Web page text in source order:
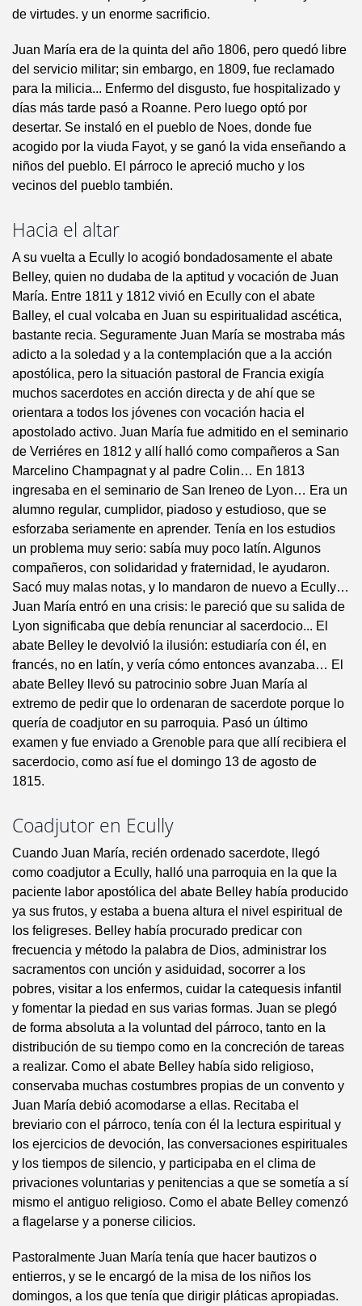
de virtudes. y un enorme sacrificio.
Juan María era de la quinta del año 1806, pero quedó libre
del servicio militar; sin embargo, en 1809, fue reclamado
para la milicia... Enfermo del disgusto, fue hospitalizado y
días más tarde pasó a Roanne. Pero luego optó por
desertar. Se instaló en el pueblo de Noes, donde fue
acogido por la viuda Fayot, y se ganó la vida enseñando a
niños del pueblo. El párroco le apreció mucho y los
vecinos del pueblo también.
Hacia el altar
A su vuelta a Ecully lo acogió bondadosamente el abate
Belley, quien no dudaba de la aptitud y vocación de Juan
María. Entre 1811 y 1812 vivió en Ecully con el abate
Balley, el cual volcaba en Juan su espiritualidad ascética,
bastante recia. Seguramente Juan María se mostraba más
adicto a la soledad y a la contemplación que a la acción
apostólica, pero la situación pastoral de Francia exigía
muchos sacerdotes en acción directa y de ahí que se
orientara a todos los jóvenes con vocación hacia el
apostolado activo. Juan María fue admitido en el seminario
de Verriéres en 1812 y allí halló como compañeros a San
Marcelino Champagnat y al padre Colin… En 1813
ingresaba en el seminario de San Ireneo de Lyon… Era un
alumno regular, cumplidor, piadoso y estudioso, que se
esforzaba seriamente en aprender. Tenía en los estudios
un problema muy serio: sabía muy poco latín. Algunos
compañeros, con solidaridad y fraternidad, le ayudaron.
Sacó muy malas notas, y lo mandaron de nuevo a Ecully…
Juan María entró en una crisis: le pareció que su salida de
Lyon significaba que debía renunciar al sacerdocio... El
abate Belley le devolvió la ilusión: estudiaría con él, en
francés, no en latín, y vería cómo entonces avanzaba… El
abate Belley llevó su patrocinio sobre Juan María al
extremo de pedir que lo ordenaran de sacerdote porque lo
quería de coadjutor en su parroquia. Pasó un último
examen y fue enviado a Grenoble para que allí recibiera el
sacerdocio, como así fue el domingo 13 de agosto de
1815.
Coadjutor en Ecully
Cuando Juan María, recién ordenado sacerdote, llegó
como coadjutor a Ecully, halló una parroquia en la que la
paciente labor apostólica del abate Belley había producido
ya sus frutos, y estaba a buena altura el nivel espiritual de
los feligreses. Belley había procurado predicar con
frecuencia y método la palabra de Dios, administrar los
sacramentos con unción y asiduidad, socorrer a los
pobres, visitar a los enfermos, cuidar la catequesis infantil
y fomentar la piedad en sus varias formas. Juan se plegó
de forma absoluta a la voluntad del párroco, tanto en la
distribución de su tiempo como en la concreción de tareas
a realizar. Como el abate Belley había sido religioso,
conservaba muchas costumbres propias de un convento y
Juan María debió acomodarse a ellas. Recitaba el
breviario con el párroco, tenía con él la lectura espiritual y
los ejercicios de devoción, las conversaciones espirituales
y los tiempos de silencio, y participaba en el clima de
privaciones voluntarias y penitencias a que se sometía a sí
mismo el antiguo religioso. Como el abate Belley comenzó
a flagelarse y a ponerse cilicios.
Pastoralmente Juan María tenía que hacer bautizos o
entierros, y se le encargó de la misa de los niños los
domingos, a los que tenía que dirigir pláticas apropiadas.